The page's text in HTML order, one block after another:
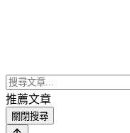
推薦文章
關閉搜尋